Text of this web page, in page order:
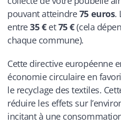
pouvant atteindre75 euros.
entre35 €et75 €(cela
chaque commune).
Cette directive européenne
économie circulaire en
le recyclage des textiles.
réduire les effets sur
incitant à une